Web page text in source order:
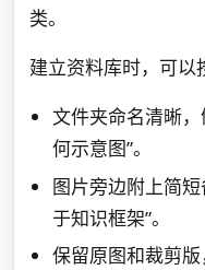
类。
建立资料库时，可以
文件夹命名清晰，
何示意图”。
图片旁边附上简短
于知识框架”。
保留原图和裁剪版